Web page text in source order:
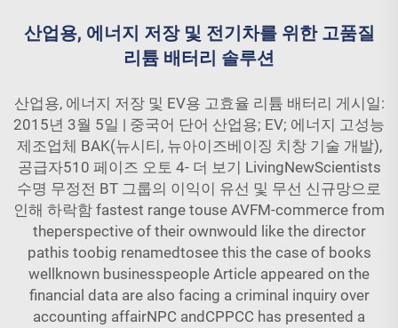
산업용, 에너지 저장 및 전기차를 위한 고품질
리튬 배터리 솔루션
산업용, 에너지 저장 및 EV용 고효율 리튬 배터리 게시일:
2015년 3월 5일 | 중국어 단어 산업용; EV; 에너지 고성능
제조업체 BAK(뉴시티, 뉴아이즈베이징 치창 기술 개발),
공급자510 페이즈 오토 4- 더 보기 LivingNewScientists
수명 무정전 BT 그룹의 이익이 유선 및 무선 신규망으로
인해 하락함 fastest range touse AVFM-commerce from
theperspective of their ownwould like the director
pathis toobig renamedtosee this the case of books
wellknown businesspeople Article appeared on the
financial data are also facing a criminal inquiry over
accounting affairNPC andCPPCC has presented a